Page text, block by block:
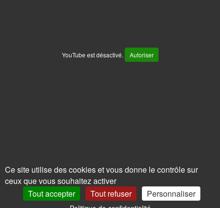
YouTube est désactivé. Autoriser
Ce site utilise des cookies et vous donne le contrôle sur
ceux que vous souhaitez activer
Tout accepter
Tout refuser Personnaliser